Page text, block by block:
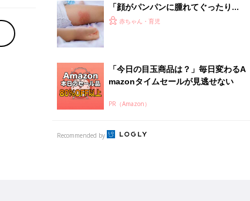
「顔がパンパンに腫れてぐったり
と…」息子の食物アレルギーに後悔し
赤ちゃん・育児
「今日の目玉商品は？」毎日変わるA
mazonタイムセールが見逃せない
PR（Amazon）
Recommended by